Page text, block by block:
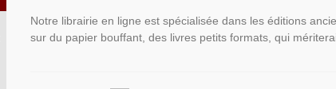
Notre librairie en ligne est spécialisée dans les éditions
sur du papier bouffant, des livres petits formats, qui